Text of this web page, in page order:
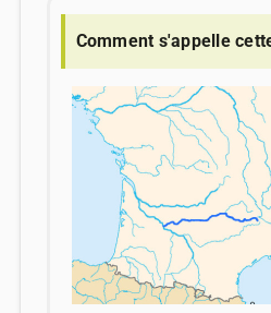
Comment s'appelle